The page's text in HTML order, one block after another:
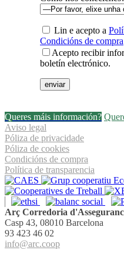
Lin e acepto a
Condicións de compra
Acepto recibir
boletín electrónico.
Queres máis información?
Aviso legal
Póliza de privacidade
Póliza de cookies
Condicións de compra
Política de transparencia
Arç Corredoria
Casp 43, 08010 Barcelona
93 423 46 02
info@arc.coop